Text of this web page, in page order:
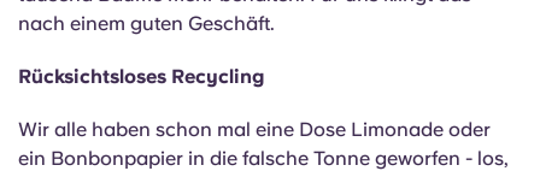
nach einem guten Geschäft.
Rücksichtsloses Recycling
Wir alle haben schon mal eine Dose Limonade oder
ein Bonbonpapier in die falsche Tonne geworfen - los,